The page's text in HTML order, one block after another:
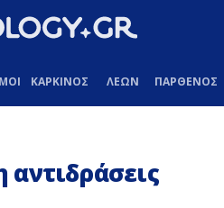
ΚΑΡΚΙΝΟΣ ΛΕΩΝ ΠΑΡΘΕΝΟΣ
αντιδράσεις